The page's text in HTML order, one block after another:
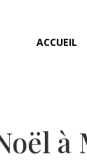
ACCUEIL
à